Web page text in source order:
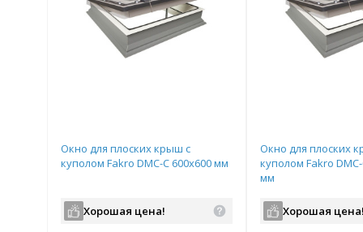
Окно для плоских крыш с
куполом Fakro DMC-С 600х600 мм
Хорошая цена!
Окно для плоских
куполом Fakro
мм
Хорошая цена!